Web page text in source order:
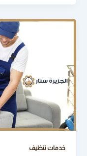
خدمات تنظيف